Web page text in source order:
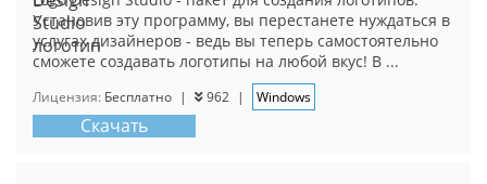
Установив эту программу, вы перестанете нуждаться в
услугах дизайнеров - ведь вы теперь самостоятельно
сможете создавать логотипы на любой вкус! В ...
Лицензия: Бесплатно | 962 | Windows
Скачать